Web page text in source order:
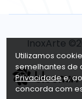
InoxArte
Utilizamos
semelhantes de
Privacidadee,
concorda com